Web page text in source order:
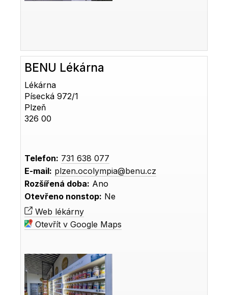
BENU Lékárna
Lékárna
Písecká 972/1
Plzeň
326 00
Telefon: 731 638 077
E-mail: plzen.ocolympia@benu.cz
Rozšířená doba: Ano
Otevřeno nonstop: Ne
Web lékárny
Otevřít v Google Maps